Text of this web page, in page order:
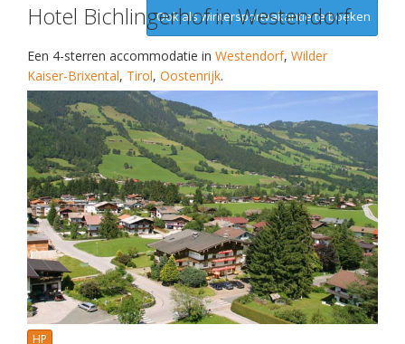
Hotel Bichlingerhof in Westendorf
Ook als wintersportvakantie te boeken
Een 4-sterren accommodatie in Westendorf, Wilder
Kaiser-Brixental, Tirol, Oostenrijk.
HP